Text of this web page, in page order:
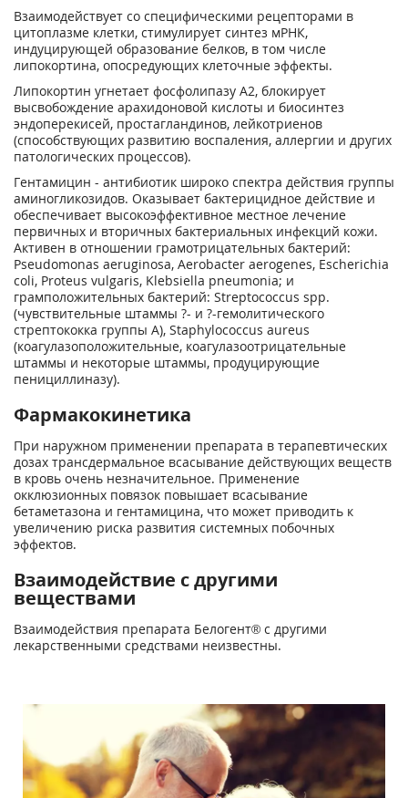
Взаимодействует со специфическими рецепторами в
цитоплазме клетки, стимулирует синтез мРНК,
индуцирующей образование белков, в том числе
липокортина, опосредующих клеточные эффекты.
Липокортин угнетает фосфолипазу А2, блокирует
высвобождение арахидоновой кислоты и биосинтез
эндоперекисей, простагландинов, лейкотриенов
(способствующих развитию воспаления, аллергии и других
патологических процессов).
Гентамицин - антибиотик широко спектра действия группы
аминогликозидов. Оказывает бактерицидное действие и
обеспечивает высокоэффективное местное лечение
первичных и вторичных бактериальных инфекций кожи.
Активен в отношении грамотрицательных бактерий:
Pseudomonas aeruginosa, Aerobacter aerogenes, Escherichia
coli, Proteus vulgaris, Klebsiella pneumonia; и
грамположительных бактерий: Streptococcus spp.
(чувствительные штаммы ?- и ?-гемолитического
стрептококка группы A), Staphylococcus aureus
(коагулазоположительные, коагулазоотрицательные
штаммы и некоторые штаммы, продуцирующие
пенициллиназу).
Фармакокинетика
При наружном применении препарата в терапевтических
дозах трансдермальное всасывание действующих веществ
в кровь очень незначительное. Применение
окклюзионных повязок повышает всасывание
бетаметазона и гентамицина, что может приводить к
увеличению риска развития системных побочных
эффектов.
Взаимодействие с другими
веществами
Взаимодействия препарата Белогент® с другими
лекарственными средствами неизвестны.